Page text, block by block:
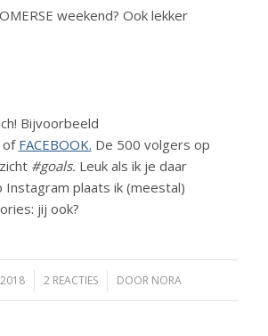
weekend? Ook lekker
Bijvoorbeeld
ofFACEBOOK. De 500 volgers op
#goals. Leuk als ik je daar
Instagram plaats ik (meestal)
jij ook?
2 REACTIES
/ DOOR NORA